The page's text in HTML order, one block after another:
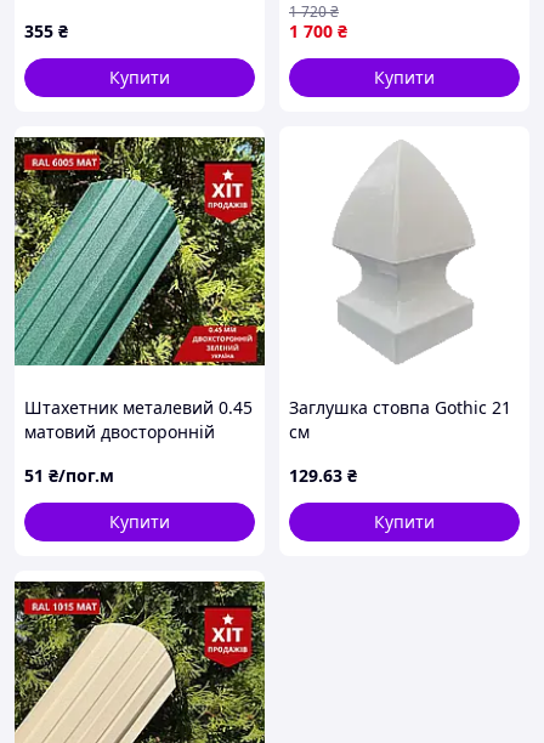
355 ₴
Купити
руками для
загвинчування,
включаючи 6 стяжних
Vevor 714627
1 700 ₴
1 720₴
Купити
Штахетник металевий 0.45
матовий двосторонній
51 ₴/пог.м
Купити
Заглушка стовпа Gothic 21
см
129.63 ₴
Купити